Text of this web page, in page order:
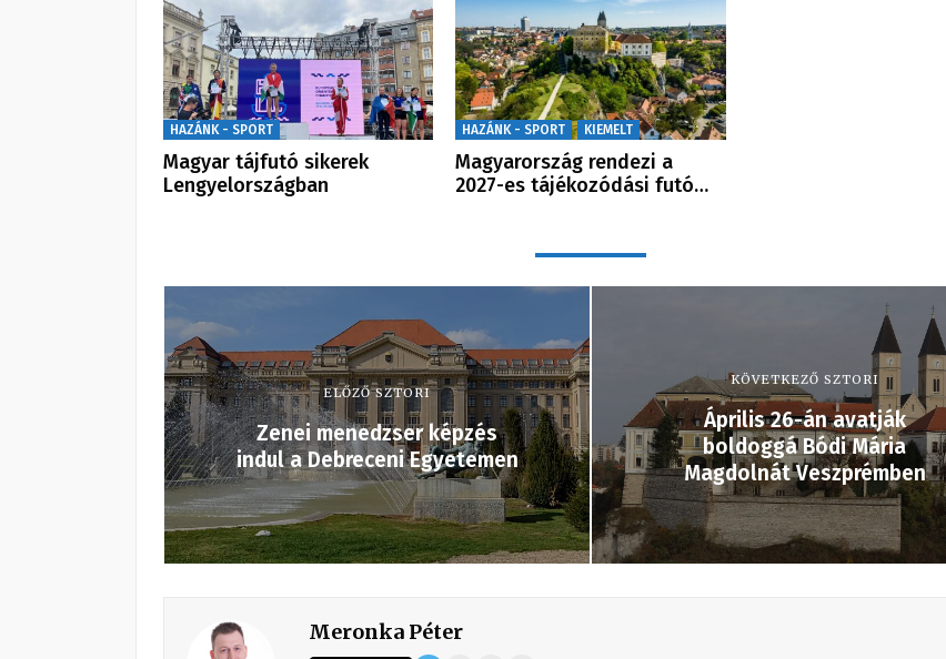
HAZÁNK - SPORT
Magyar tájfutó sikerek
Lengyelországban
HAZÁNK - SPORT KIEMELT
Magyarország rendezi a
2027-es tájékozódási futó…
ELŐZŐ SZTORI
Zenei menedzser képzés
indul a Debreceni Egyetemen
KÖVETKEZŐ SZTORI
Április 26-án avatják
boldoggá Bódi Mária
Magdolnát Veszprémben
Meronka Péter